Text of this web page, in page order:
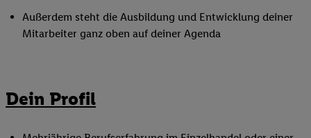
Außerdem steht die Ausbildung und Entwicklung deiner
Mitarbeiter ganz oben auf deiner Agenda
Dein Profil